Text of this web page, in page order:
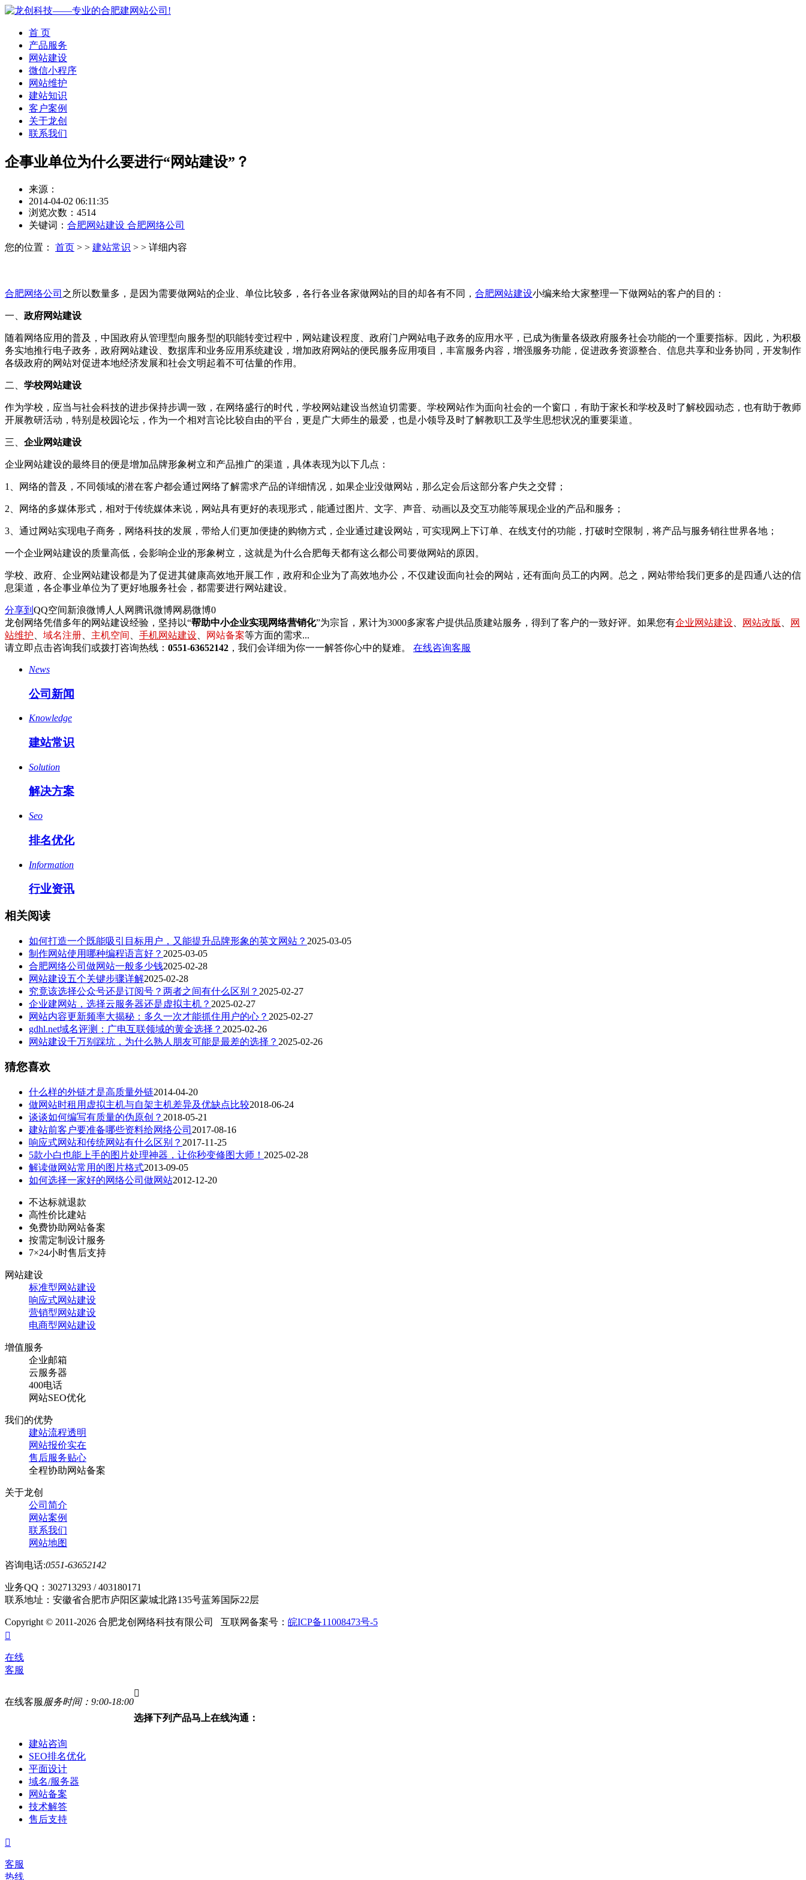
首 页
产品服务
网站建设
微信小程序
网站维护
建站知识
客户案例
关于龙创
联系我们
企事业单位为什么要进行“网站建设”？
来源：
2014-04-02 06:11:35
浏览次数：4514
关键词： 合肥网站建设 合肥网络公司
您的位置： 首页 > > 建站常识 > > 详细内容
合肥网络公司 之所以数量多，是因为需要做网站的企业、单位比较多，各行各业各家做网站的目的却各有不同， 合肥网站建设小编来给大家整理一下做网站的客户的目的：
一、 政府网站建设
随着网络应用的普及，中国政府从管理型向服务型的职能转变过程中，网站建设程度、政府门户网站电子政务的应用水平，已成为衡量各级政府服务社会功能的一个重要指标。因此，为积极
务实地推行电子政务，政府网站建设、数据库和业务应用系统建设，增加政府网站的便民服务应用项目，丰富服务内容，增强服务功能，促进政务资源整合、信息共享和业务协同，开发制作
各级政府的网站对促进本地经济发展和社会文明起着不可估量的作用。
二、 学校网站建设
作为学校，应当与社会科技的进步保持步调一致，在网络盛行的时代，学校网站建设当然迫切需要。学校网站作为面向社会的一个窗口，有助于家长和学校及时了解校园动态，也有助于教师
开展教研活动，特别是校园论坛，作为一个相对言论比较自由的平台，更是广大师生的最爱，也是小领导及时了解教职工及学生思想状况的重要渠道。
三、 企业网站建设
企业网站建设的最终目的便是增加品牌形象树立和产品推广的渠道，具体表现为以下几点：
1、网络的普及，不同领域的潜在客户都会通过网络了解需求产品的详细情况，如果企业没做网站，那么定会后这部分客户失之交臂；
2、网络的多媒体形式，相对于传统媒体来说，网站具有更好的表现形式，能通过图片、文字、声音、动画以及交互功能等展现企业的产品和服务；
3、通过网站实现电子商务，网络科技的发展，带给人们更加便捷的购物方式，企业通过建设网站，可实现网上下订单、在线支付的功能，打破时空限制，将产品与服务销往世界各地；
一个企业网站建设的质量高低，会影响企业的形象树立，这就是为什么合肥每天都有这么都公司要做网站的原因。
学校、政府、企业网站建设都是为了促进其健康高效地开展工作，政府和企业为了高效地办公，不仅建设面向社会的网站，还有面向员工的内网。总之，网站带给我们更多的是四通八达的信
息渠道，各企事业单位为了更好地服务社会，都需要进行网站建设。
分享到 QQ空间新浪微博人人网 腾讯微博网易微博0
龙创网络凭借多年的网站建设经验，坚持以“帮助中小企业实现网络营销化”为宗旨，累计为3000多家客户提供品质建站服务，得到了客户的一致好评。如果您有企业网站建设 网站改版
网
站维护
域名注册 主机空间 手机网站建设 网站备案等方面的需求...
请立即点击咨询我们或拨打咨询热线： 0551-63652142 ，我们会详细为你一一解答你心中的疑难。 在线咨询客服
News
公司新闻
Knowledge
建站常识
Solution
解决方案
Seo
排名优化
Information
行业资讯
相关阅读
如何打造一个既能吸引目标用户，又能提升品牌形象的英文网站？ 2025-03-05
制作网站使用哪种编程语言好？ 2025-03-05
合肥网络公司做网站一般多少钱2025-02-28
网站建设五个关键步骤详解2025-02-28
究竟该选择公众号还是订阅号？两者之间有什么区别？ 2025-02-27
企业建网站，选择云服务器还是虚拟主机？ 2025-02-27
网站内容更新频率大揭秘：多久一次才能抓住用户的心？ 2025-02-27
gdhl.net域名评测：广电互联领域的黄金选择？ 2025-02-26
网站建设千万别踩坑，为什么熟人朋友可能是最差的选择？ 2025-02-26
猜您喜欢
什么样的外链才是高质量外链2014-04-20
做网站时租用虚拟主机与自架主机差异及优缺点比较2018-06-24
谈谈如何编写有质量的伪原创？ 2018-05-21
建站前客户要准备哪些资料给网络公司 2017-08-16
响应式网站和传统网站有什么区别？ 2017-11-25
5款小白也能上手的图片处理神器，让你秒变修图大师！ 2025-02-28
解读做网站常用的图片格式2013-09-05
如何选择一家好的网络公司做网站2012-12-20
不达标就退款
高性价比建站
免费协助网站备案
按需定制设计服务
7×24小时售后支持
网站建设
标准型网站建设
响应式网站建设
营销型网站建设
电商型网站建设
增值服务
企业邮箱
云服务器
400电话
网站SEO优化
我们的优势
建站流程透明
网站报价实在
售后服务贴心
全程协助网站备案
关于龙创
公司简介
网站案例
联系我们
网站地图
咨询电话:0551-63652142
业务QQ：302713293 / 403180171
联系地址：安徽省合肥市庐阳区蒙城北路135号蓝筹国际22层
Copyright © 2011-2026 合肥龙创网络科技有限公司 互联网备案号： 皖ICP备11008473号-5

在线
客服

在线客服 服务时间：9:00-18:00
选择下列产品马上在线沟通：
建站咨询
SEO排名优化
平面设计
域名/服务器
网站备案
技术解答
售后支持

客服
热线